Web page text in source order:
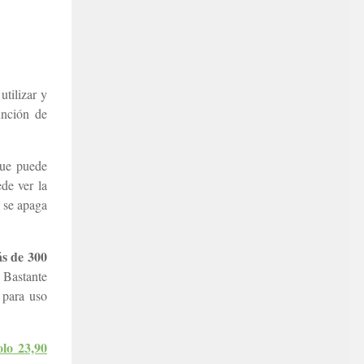
y
de
puede
ver la
apaga
de 300
uso
23,90